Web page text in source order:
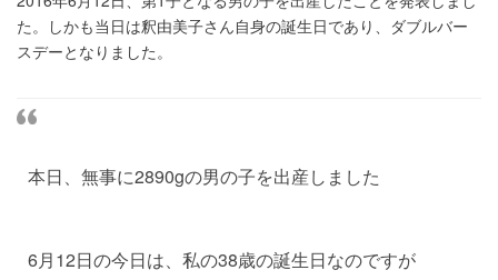
た。しかも当日は釈由美子さん自身の誕生日であり、ダブルバー
スデーとなりました。
本日、無事に2890gの男の子を出産しました
6月12日の今日は、私の38歳の誕生日なのですが